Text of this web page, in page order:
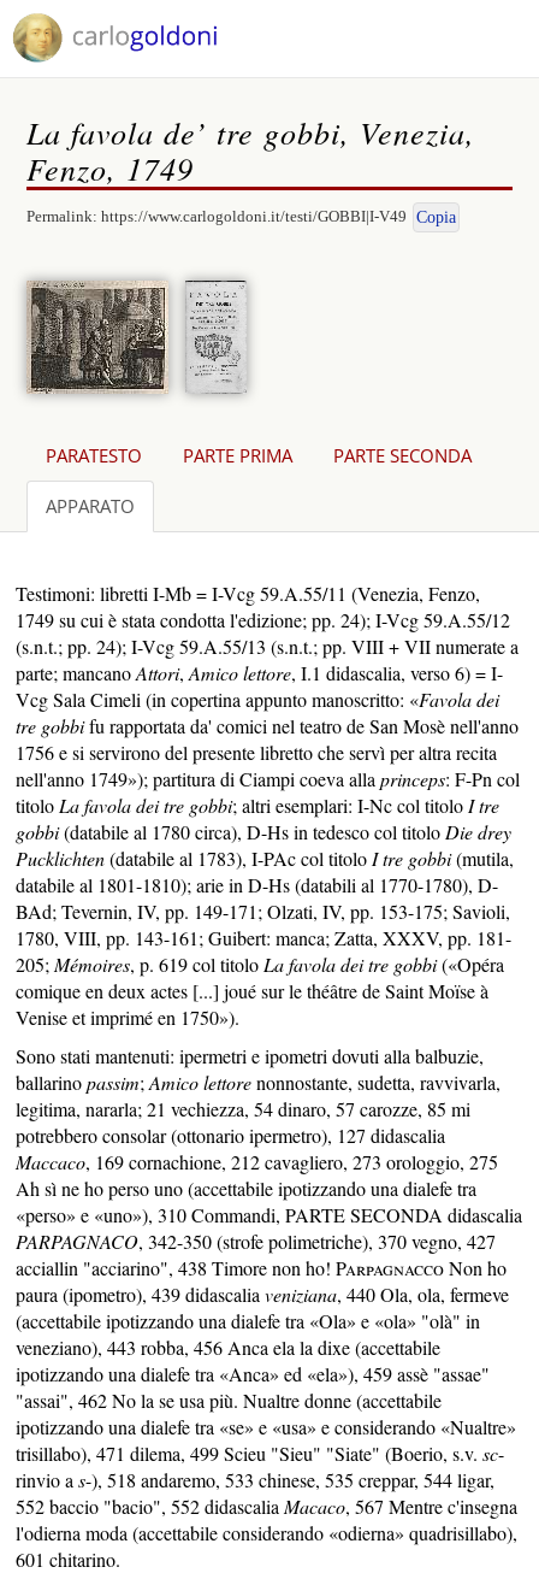
La favola de’ tre gobbi, Venezia,
Fenzo, 1749
Permalink:https://www.carlogoldoni.it/testi/GOBBI|I-V49 Copia
PARATESTO PARTE PRIMA PARTE SECONDA
APPARATO
Testimoni: libretti I-Mb = I-Vcg 59.A.55/11 (Venezia, Fenzo,
1749 su cui è stata condotta l'edizione; pp. 24); I-Vcg 59.A.55/12
(s.n.t.; pp. 24); I-Vcg 59.A.55/13 (s.n.t.; pp. VIII + VII numerate a
parte; mancanoAttori,Amico lettore, I.1 didascalia, verso 6) = I-
Vcg Sala Cimeli (in copertina appunto manoscritto: «Favola dei
tre gobbifu rapportata da' comici nel teatro de San Mosè nell'anno
1756 e si servirono del presente libretto che servì per altra recita
nell'anno 1749»); partitura di Ciampi coeva allaprinceps: F-Pn col
titolo La favola dei tre gobbi; altri esemplari: I-Nc col titolo I tre
gobbi(databile al 1780 circa), D-Hs in tedesco col titolo Die drey
Pucklichten(databile al 1783), I-PAc col titolo I tre gobbi(mutila,
databile al 1801-1810); arie in D-Hs (databili al 1770-1780), D-
BAd; Tevernin, IV, pp. 149-171; Olzati, IV, pp. 153-175; Savioli,
1780, VIII, pp. 143-161; Guibert: manca; Zatta, XXXV, pp. 181-
205; Mémoires, p. 619 col titolo La favola dei tre gobbi(«Opéra
comique en deux actes [...] joué sur le théâtre de Saint Moïse à
Venise et imprimé en 1750»).
Sono stati mantenuti: ipermetri e ipometri dovuti alla balbuzie,
ballarinopassim;Amico lettorenonnostante, sudetta, ravvivarla,
legitima, nararla; 21 vechiezza, 54 dinaro, 57 carozze, 85 mi
potrebbero consolar (ottonario ipermetro), 127 didascalia
Maccaco, 169 cornachione, 212 cavagliero, 273 orologgio, 275
Ah sì ne ho perso uno (accettabile ipotizzando una dialefe tra
«perso» e «uno»), 310 Commandi, PARTE SECONDA didascalia
PARPAGNACO, 342-350 (strofe polimetriche), 370 vegno, 427
acciallin "acciarino", 438 Timore non ho!ParpagnaccoNon ho
paura (ipometro), 439 didascaliaveniziana, 440 Ola, ola, fermeve
(accettabile ipotizzando una dialefe tra «Ola» e «ola» "olà" in
veneziano), 443 robba, 456 Anca ela la dixe (accettabile
ipotizzando una dialefe tra «Anca» ed «ela»), 459 assè "assae"
"assai", 462 No la se usa più. Nualtre donne (accettabile
ipotizzando una dialefe tra «se» e «usa» e considerando «Nualtre»
trisillabo), 471 dilema, 499 Scieu "Sieu" "Siate" (Boerio, s.v.sc-
rinvio as-), 518 andaremo, 533 chinese, 535 creppar, 544 ligar,
552 baccio "bacio", 552 didascalia Macaco, 567 Mentre c'insegna
l'odierna moda (accettabile considerando «odierna» quadrisillabo),
601 chitarino.